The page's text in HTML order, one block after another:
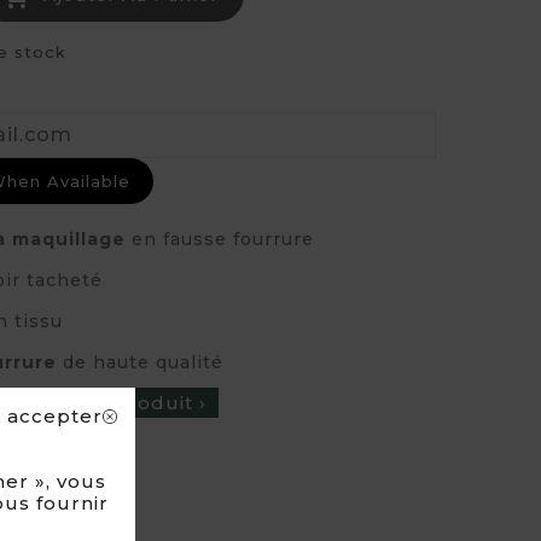
accepter
», vous
fournir
stock
Available
maquillage en fausse fourrure
tacheté
tissu
de haute qualité
du produit ›
MAIN